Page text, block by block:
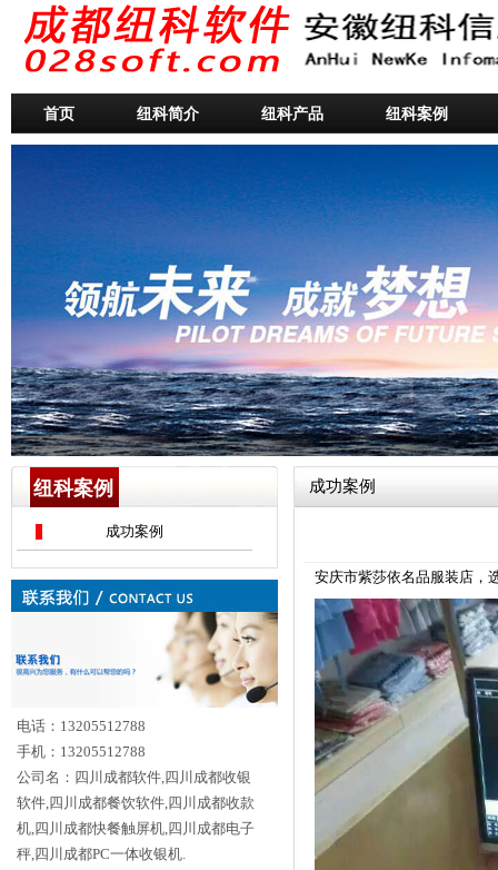
首页 纽科简介 纽科产品 纽科案例
纽科案例
成功案例
电话：13205512788
手机：13205512788
公司名：四川成都软件,四川成都收银
软件,四川成都餐饮软件,四川成都收款
机,四川成都快餐触屏机,四川成都电子
秤,四川成都PC一体收银机.
成功案例
安庆市紫莎依名品服装店，